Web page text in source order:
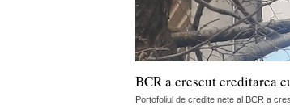
BCR a crescut creditarea
Portofoliul de credite nete al BCR a